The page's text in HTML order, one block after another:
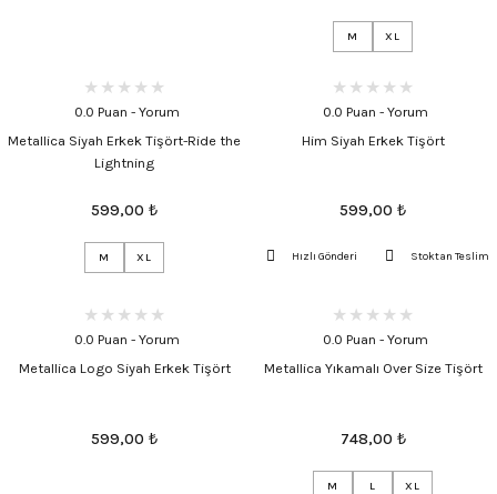
M XL
0.0 Puan - Yorum
Metallica Siyah Erkek Tişört-Ride the
Lightning
599,00 ₺
M XL
0.0 Puan - Yorum
Him Siyah Erkek Tişört
599,00 ₺
Hızlı Gönderi Stoktan Teslim
0.0 Puan - Yorum
Metallica Logo Siyah Erkek Tişört
599,00 ₺
0.0 Puan - Yorum
Metallica Yıkamalı Over Size Tişört
748,00 ₺
M L XL